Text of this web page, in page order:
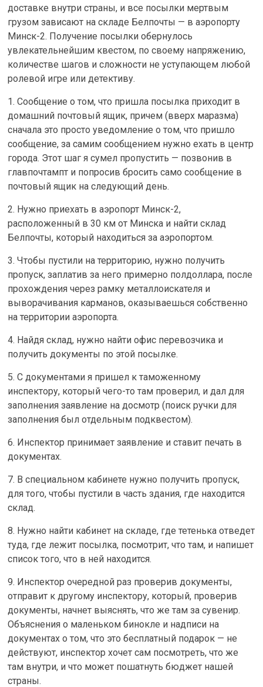
доставке внутри страны, и все посылки мертвым
грузом зависают на складе Белпочты — в аэропорту
Минск-2. Получение посылки обернулось
увлекательнейшим квестом, по своему напряжению,
количестве шагов и сложности не уступающем любой
ролевой игре или детективу.
1. Сообщение о том, что пришла посылка приходит в
домашний почтовый ящик, причем (вверх маразма)
сначала это просто уведомление о том, что пришло
сообщение, за самим сообщением нужно ехать в центр
города. Этот шаг я сумел пропустить — позвонив в
главпочтампт и попросив бросить само сообщение в
почтовый ящик на следующий день.
2. Нужно приехать в аэропорт Минск-2,
расположенный в 30 км от Минска и найти склад
Белпочты, который находиться за аэропортом.
3. Чтобы пустили на территорию, нужно получить
пропуск, заплатив за него примерно полдоллара, после
прохождения через рамку металлоискателя и
выворачивания карманов, оказываешься собственно
на территории аэропорта.
4. Найдя склад, нужно найти офис перевозчика и
получить документы по этой посылке.
5. С документами я пришел к таможенному
инспектору, который чего-то там проверил, и дал для
заполнения заявление на досмотр (поиск ручки для
заполнения был отдельным подквестом).
6. Инспектор принимает заявление и ставит печать в
документах.
7. В специальном кабинете нужно получить пропуск,
для того, чтобы пустили в часть здания, где находится
склад.
8. Нужно найти кабинет на складе, где тетенька отведет
туда, где лежит посылка, посмотрит, что там, и напишет
список того, что в ней находится.
9. Инспектор очередной раз проверив документы,
отправит к другому инспектору, который, проверив
документы, начнет выяснять, что же там за сувенир.
Объяснения о маленьком бинокле и надписи на
документах о том, что это бесплатный подарок — не
действуют, инспектор хочет сам посмотреть, что же
там внутри, и что может пошатнуть бюджет нашей
страны.